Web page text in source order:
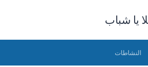
يا شباب
النشاطات